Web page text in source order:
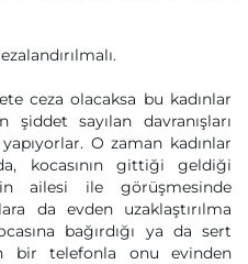
ceza olacaksa bu kadınlar
sayılan davranışları
O zaman kadınlar
kocasının gittiği geldiği
ailesi ile görüşmesinde
da evden uzaklaştırılma
bağırdığı ya da sert
bir telefonla onu evinden